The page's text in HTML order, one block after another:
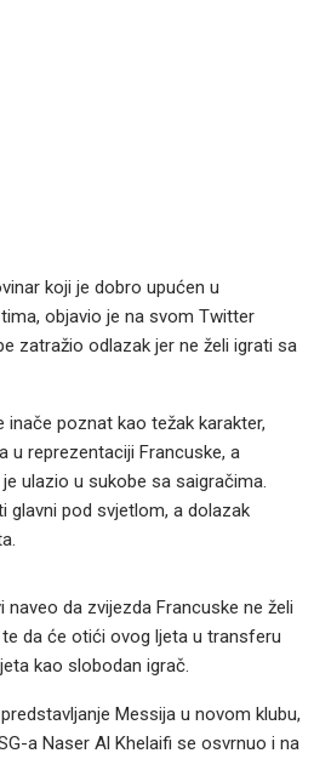
koji je dobro upućen u
objavio je na svom Twitter
zatražio odlazak jer ne želi igrati sa
inače poznat kao težak karakter,
u reprezentaciji Francuske, a
ulazio u sukobe sa saigračima.
glavni pod svjetlom, a dolazak
naveo da zvijezda Francuske ne želi
da će otići ovog ljeta u transferu
kao slobodan igrač.
Messija u novom klubu,
a Naser Al Khelaifi se osvrnuo i na